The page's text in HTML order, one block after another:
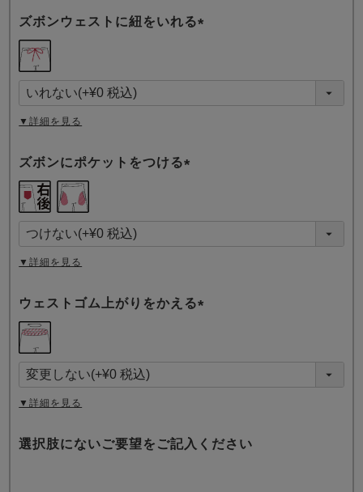
ズボンウェストに紐をいれる
須
)
▼詳細を見る
ズボンにポケットをつける
須
)
▼詳細を見る
ウェストゴム上がりをかえる
須
)
▼詳細を見る
選択肢にないご要望をご記入ください